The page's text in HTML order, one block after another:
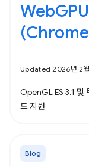
Updated 2026년 2
OpenGL ES 3.1 및
드 지원
Blog